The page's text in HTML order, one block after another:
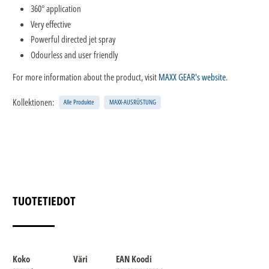
360° application
Very effective
Powerful directed jet spray
Odourless and user friendly
For more information about the product, visit MAXX GEAR's website.
Kollektionen: Alle Produkte MAXX-AUSRÜSTUNG
TUOTETIEDOT
Koko Väri
EAN Koodi